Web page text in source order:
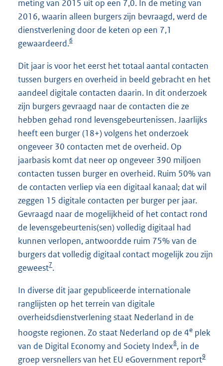
meting van 2015 uit op een 7,0. In de meting van
2016, waarin alleen burgers zijn bevraagd, werd de
dienstverlening door de keten op een 7,1
gewaardeerd.6
Dit jaar is voor het eerst het totaal aantal contacten
tussen burgers en overheid in beeld gebracht en het
aandeel digitale contacten daarin. In dit onderzoek
zijn burgers gevraagd naar de contacten die ze
hebben gehad rond levensgebeurtenissen. Jaarlijks
heeft een burger (18+) volgens het onderzoek
ongeveer 30 contacten met de overheid. Op
jaarbasis komt dat neer op ongeveer 390 miljoen
contacten tussen burger en overheid. Ruim 50% van
de contacten verliep via een digitaal kanaal; dat wil
zeggen 15 digitale contacten per burger per jaar.
Gevraagd naar de mogelijkheid of het contact rond
de levensgebeurtenis(sen) volledig digitaal had
kunnen verlopen, antwoordde ruim 75% van de
burgers dat volledig digitaal contact mogelijk zou zijn
geweest7.
In diverse dit jaar gepubliceerde internationale
ranglijsten op het terrein van digitale
overheidsdienstverlening staat Nederland in de
hoogste regionen. Zo staat Nederland op de 4e plek
van de Digital Economy and Society Index8, in de
groep versnellers van het EU eGovernment report9